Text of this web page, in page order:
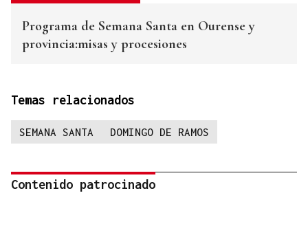
Programa de Semana Santa en Ourense y
provincia:misas y procesiones
Temas relacionados
SEMANA SANTA DOMINGO DE RAMOS
Contenido patrocinado